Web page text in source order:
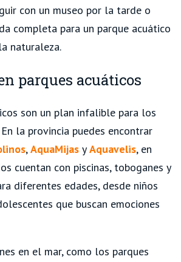
con un museo por la tarde o
completa para un parque acuático
naturaleza.
parques acuáticos
son un plan infalible para los
la provincia puedes encontrar
,AquaMijas yAquavelis, en
cuentan con piscinas, toboganes y
diferentes edades, desde niños
que buscan emociones
en el mar, como los parques